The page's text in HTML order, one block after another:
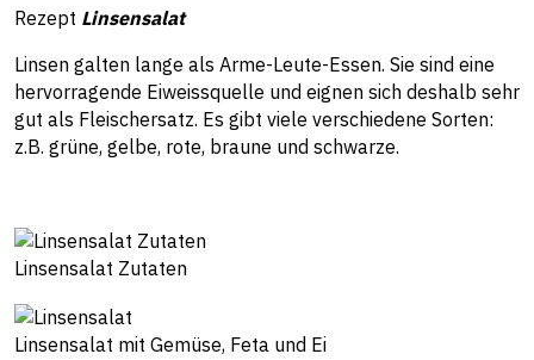
Rezept Linsensalat
Linsen galten lange als Arme-Leute-Essen. Sie sind eine
hervorragende Eiweissquelle und eignen sich deshalb sehr
gut als Fleischersatz. Es gibt viele verschiedene Sorten:
z.B. grüne, gelbe, rote, braune und schwarze.
Linsensalat Zutaten
Linsensalat mit Gemüse, Feta und Ei